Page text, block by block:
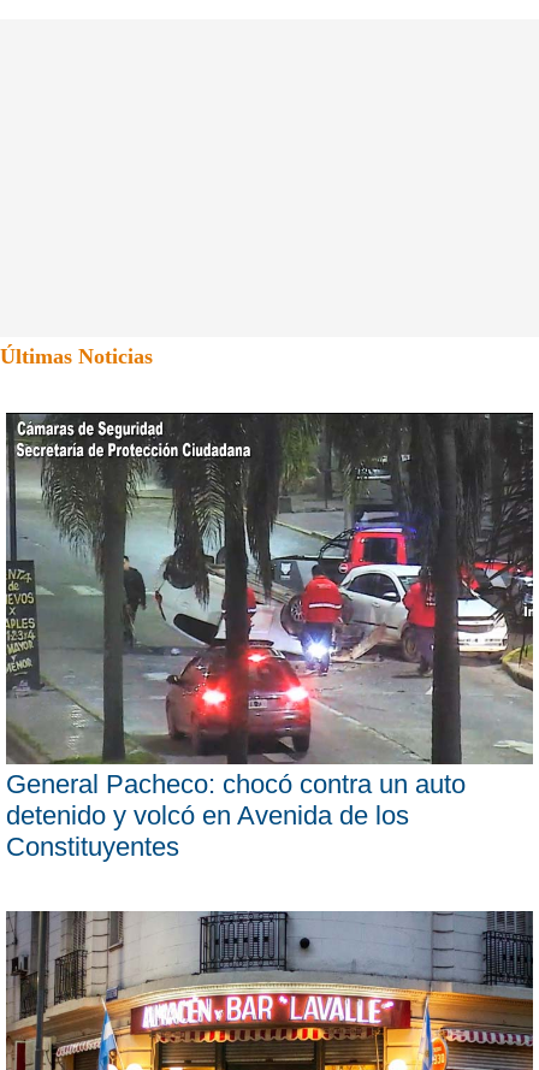
Últimas Noticias
General Pacheco: chocó contra un auto
detenido y volcó en Avenida de los
Constituyentes